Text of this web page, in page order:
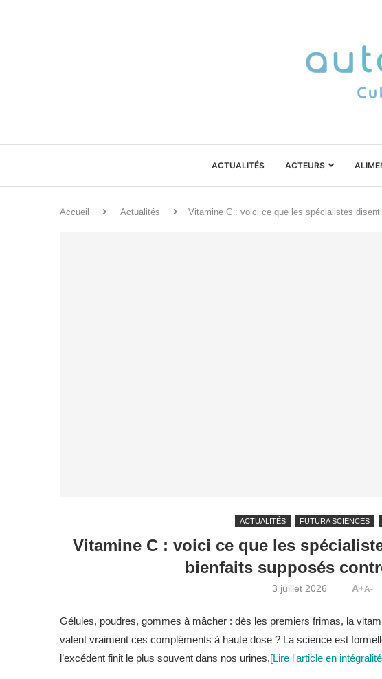
ACTUALITÉS ACTEURS
Accueil Actualités Vitamine C : voici ce que les spécialistes
ACTUALITÉS FUTURA SCIENCES
Vitamine C : voici ce que les
bienfaits supposés
3 juillet 2026 A+A-
Gélules, poudres, gommes à mâcher : dès les premiers frimas, la
valent vraiment ces compléments à haute dose ? La science est
l’excédent finit le plus souvent dans nos urines.[Lire l'article en